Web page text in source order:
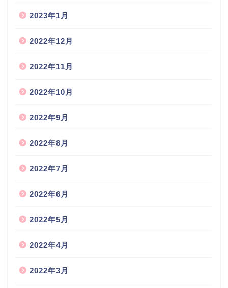
2023年1月
2022年12月
2022年11月
2022年10月
2022年9月
2022年8月
2022年7月
2022年6月
2022年5月
2022年4月
2022年3月